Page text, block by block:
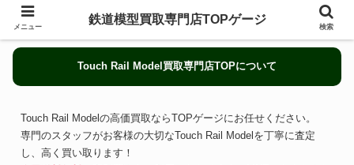
Touch Rail Model買取専門店TOPについて
Touch Rail Modelの高価買取ならTOPゲージにお任せください。
専門のスタッフがお客様の大切なTouch Rail Modelを丁寧に査定
し、高く買い取ります！
メニュー
鉄道模型買取専門店TOPゲージ
検索